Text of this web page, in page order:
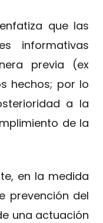
que las
informativas
previa (ex
hechos; por lo
a la
de la
en la medida
prevención del
una actuación